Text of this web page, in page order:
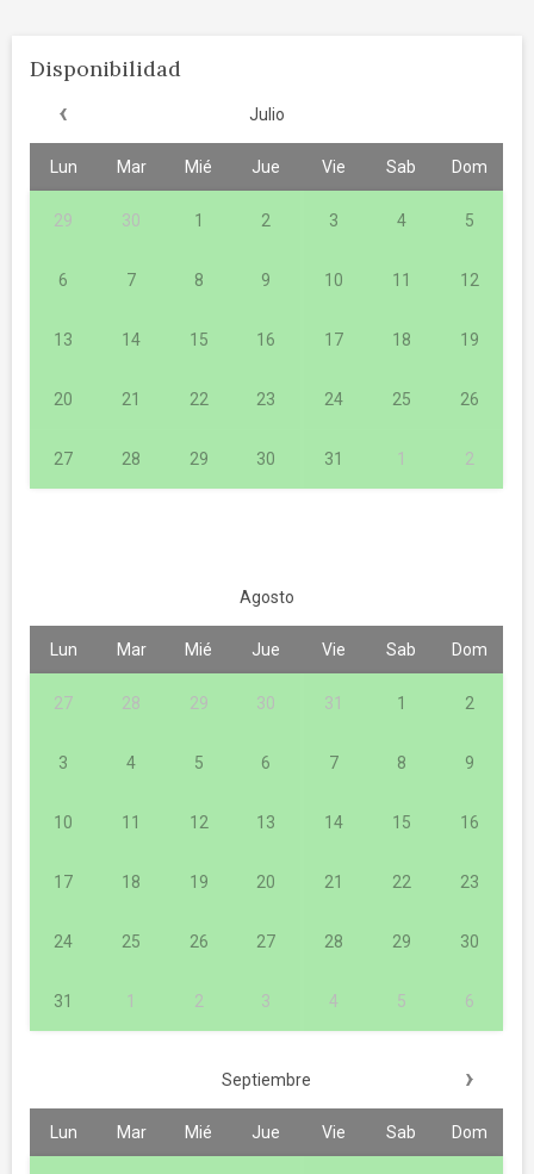
Disponibilidad
‹ Julio
Lun Mar Mié Jue Vie Sab Dom
29 30 1 2 3 4 5
6 7 8 9 10 11 12
13 14 15 16 17 18 19
20 21 22 23 24 25 26
27 28 29 30 31 1 2
Agosto
Lun Mar Mié Jue Vie Sab Dom
27 28 29 30 31 1 2
3 4 5 6 7 8 9
10 11 12 13 14 15 16
17 18 19 20 21 22 23
24 25 26 27 28 29 30
31 1 2 3 4 5 6
Septiembre ›
Lun Mar Mié Jue Vie Sab Dom